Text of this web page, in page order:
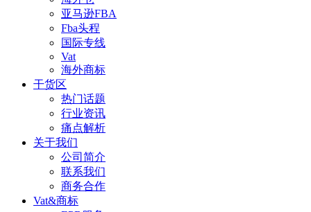
亚马逊FBA
Fba头程
国际专线
Vat
海外商标
干货区
热门话题
行业资讯
痛点解析
关于我们
公司简介
联系我们
商务合作
Vat&商标